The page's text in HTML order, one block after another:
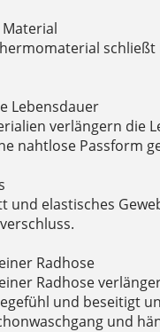
Lebensdauer
verlängern die
nahtlose Passform
und elastisches
Radhose
Radhose
und beseitigt
und